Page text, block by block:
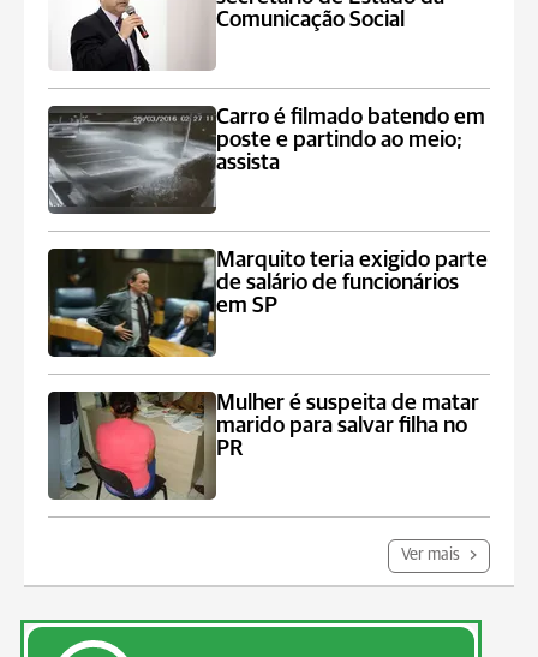
Comunicação Social
Carro é filmado batendo em
poste e partindo ao meio;
assista
Marquito teria exigido parte
de salário de funcionários
em SP
Mulher é suspeita de matar
marido para salvar filha no
PR
Ver mais